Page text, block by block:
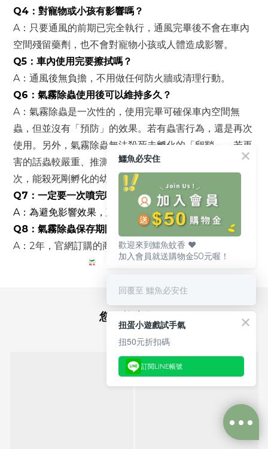
Q4：對寵物或小孩有影響嗎？
A：只要通風的前期已完全執行，通風完畢後不會在車內
空間殘留藥劑，也不會對寵物小孩或人體造成影響。
Q5：車內使用完要擦拭嗎？
A：通風後無負擔，不用做任何防火牆或清理行動。
Q6：氣霧除蟲使用後可以維持多久？
A：氣霧除蟲是一次性的，使用完畢可確保車內空間無
蟲，但並沒有「預防」的效果。若有蟲害行為，還是再次
使用。
另外，氣霧除蟲無法殺死未孵化的「卵鞘」，若再
害的話蟲較嚴重、推測有卵鞘在車內，建議3-7天使用一
次，能殺死剛孵化的幼蟲。
Q7：一定要一次噴完嗎？可以分多次用嗎？
A：為避免影響效果，建議再次使用。
Q8：氣霧除蟲保存期限？
A：2年，官網訂購的商品原則上都是最新的一批。
您可能喜歡...
鱷魚必安住
歡迎來到鱷魚蚊香 ♥️
加入會員就送購物金50元喔！
回覆至 鱷魚必安住
扭蛋小遊戲試手氣
扭50元折扣碼
訂閱LINE帳號